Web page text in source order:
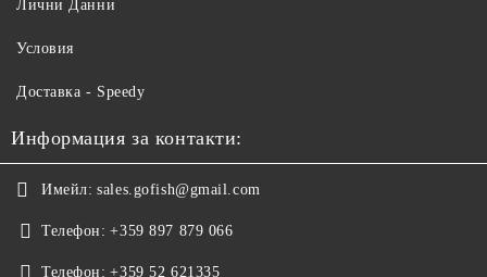
Лични Данни
Условия
Доставка - Speedy
Информация за контакти:
Имейл: sales.gofish@gmail.com
Телефон: +359 897 879 066
Телефон: +359 52 621335